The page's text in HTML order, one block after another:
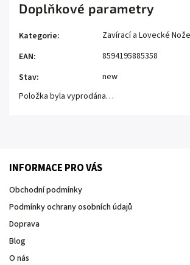
Doplňkové parametry
Kategorie:
Zavírací a Lovecké Nože
EAN:
8594195885358
Stav:
new
Položka byla vyprodána…
INFORMACE PRO VÁS
Obchodní podmínky
Podmínky ochrany osobních údajů
Doprava
Blog
O nás